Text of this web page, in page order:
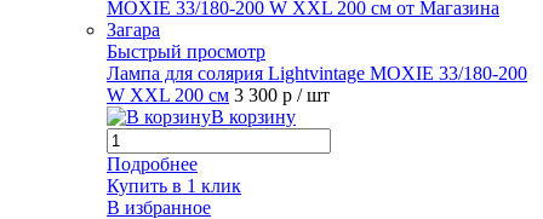
Быстрый просмотр
Лампа для солярия Lightvintage MOXIE 33/180-200
W XXL 200 см 3 300 р / шт
В корзину
Подробнее
Купить в 1 клик
В избранное